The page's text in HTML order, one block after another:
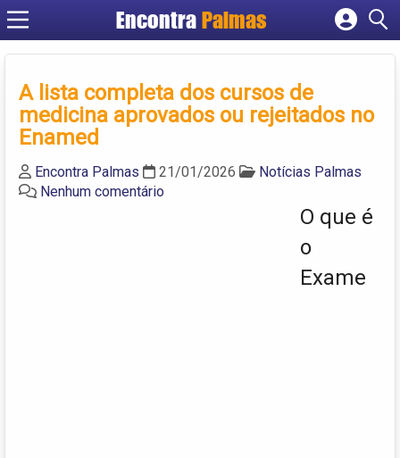
Encontra Palmas
Cadastrar empresa
Criar conta
A lista completa dos cursos de
medicina aprovados ou rejeitados no
Enamed
Encontra Palmas 21/01/2026
Notícias Palmas
Nenhum comentário
O que é
o
Exame